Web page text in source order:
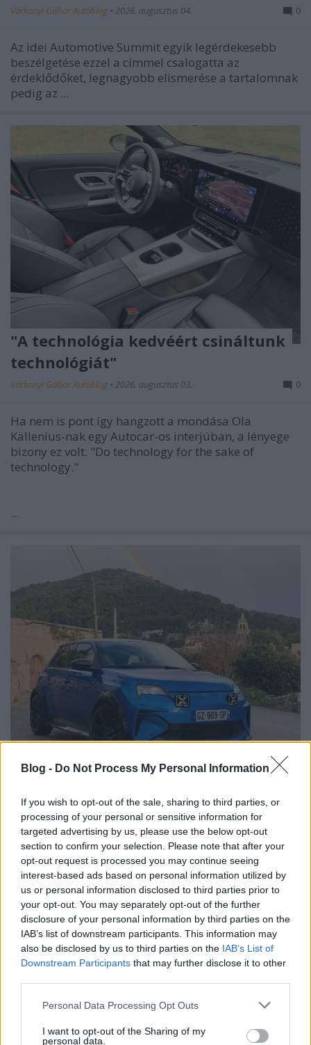
Blog - Do Not Process My Personal Information
If you wish to opt-out of the sale, sharing to third parties, or
processing of your personal or sensitive information for
targeted advertising by us, please use the below opt-out
section to confirm your selection. Please note that after your
opt-out request is processed you may continue seeing
interest-based ads based on personal information utilized by
us or personal information disclosed to third parties prior to
your opt-out. You may separately opt-out of the further
disclosure of your personal information by third parties on the
IAB’s list of downstream participants. This information may
also be disclosed by us to third parties on the IAB’s List of
Downstream Participants that may further disclose it to other
Please note that this website/app uses one or more Google
not limited to your visit or usage behaviour. You may click to
Personal Data Processing Opt Outs
I want to opt-out of the Sharing of my
personal data.
Várkonyi Gábor Autóblog • 2026. augusztus 04. 0
Az idei Automotive Summit egyik legérdekesebb
beszélgetése ezzel a címmel csalogatta az
érdeklődőket, legnagyobb elismerése a tartalomnak
pedig az ...
"A technológia kedvéért csináltunk
technológiát"
Várkonyi Gábor Autóblog • 2026. augusztus 03. 0
Ha nem is pont így hangzott a mondása Ola
Källenius-nak egy Autocar-os interjúban, a lényege
bizony ez volt. "Do technology for the sake of
technology."
...
“Renaulution” után "Futuready"
Év elején egy regionális piacoknak szánt
háttérbeszélgetésen vettem részt Varsóban.
Posztoltam is róla, azzal a kitétellel, hogy sajnos az
ott ...